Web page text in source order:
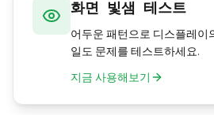
화면 빛샘 테스트
어두운 패턴으로 디스플레이
일도 문제를 테스트하세요.
지금 사용해보기